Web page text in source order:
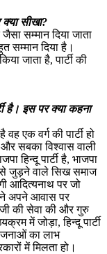
सीखा?
सम्मान दिया जाता
सम्मान दिया है।
जाता है, पार्टी की
है। इस पर क्या कहना
एक वर्ग की पार्टी हो
सबका विश्वास वाली
हिन्दू पार्टी है, भाजपा
से जुड़ने वाले सिख समाज
आदित्यनाथ पर जो
ने अपने आवास पर
जी की सेवा की और गुरु
में जोड़ा, हिन्दू पार्टी
का लाभ
में मिलता हो।